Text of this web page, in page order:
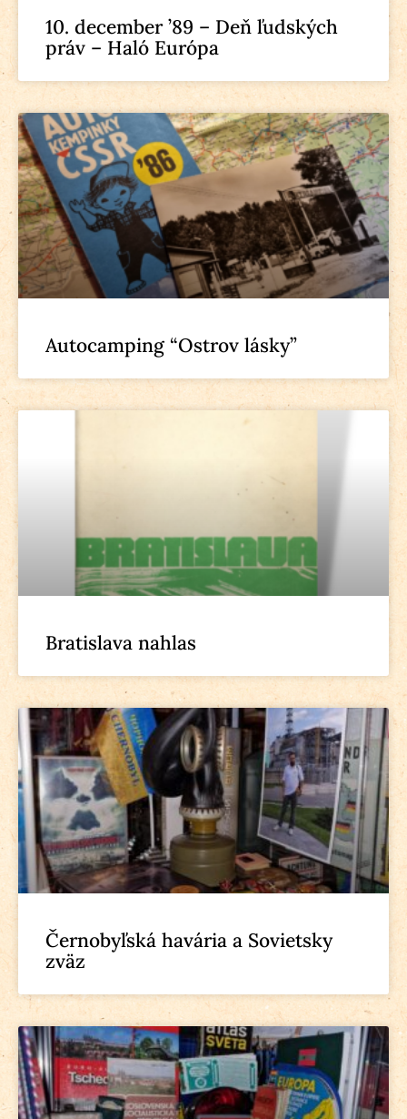
10. december ’89 – Deň ľudských
práv – Haló Európa
Autocamping “Ostrov lásky”
Bratislava nahlas
Černobyľská havária a Sovietsky
zväz